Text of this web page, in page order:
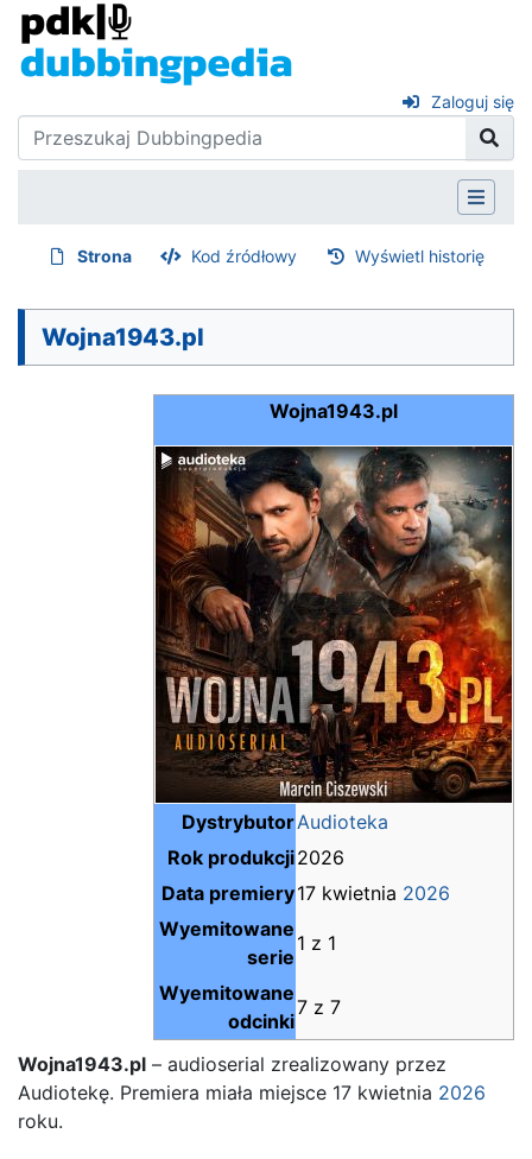
Zaloguj się
Strona Kod źródłowy Wyświetl historię
Wojna1943.pl
Wojna1943.pl
DystrybutorAudioteka
Rok produkcji2026
Data premiery17 kwietnia 2026
Wyemitowane
serie
1 z 1
Wyemitowane
odcinki
7 z 7
Wojna1943.pl – audioserial zrealizowany przez
Audiotekę. Premiera miała miejsce 17 kwietnia 2026
roku.